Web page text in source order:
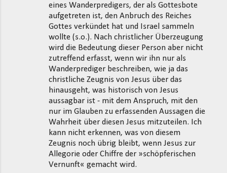
eines Wanderpredigers, der als Gottesbote
aufgetreten ist, den Anbruch des Reiches
Gottes verkündet hat und Israel sammeln
wollte (s.o.). Nach christlicher Überzeugung
wird die Bedeutung dieser Person aber nicht
zutreffend erfasst, wenn wir ihn nur als
Wanderprediger beschreiben, wie ja das
christliche Zeugnis von Jesus über das
hinausgeht, was historisch von Jesus
aussagbar ist - mit dem Anspruch, mit den
nur im Glauben zu erfassenden Aussagen die
Wahrheit über diesen Jesus mitzuteilen. Ich
kann nicht erkennen, was von diesem
Zeugnis noch übrig bleibt, wenn Jesus zur
Allegorie oder Chiffre der »schöpferischen
Vernunft« gemacht wird.